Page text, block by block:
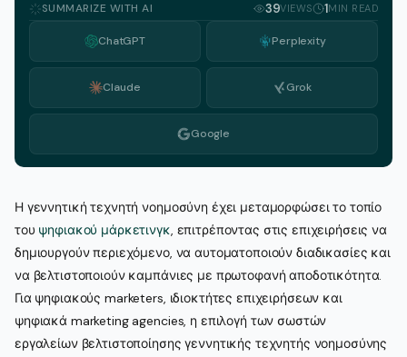
SUMMARIZE WITH AI 39VIEWS 1MIN READ
ChatGPT Perplexity
Claude Grok
Google
Η γεννητική τεχνητή νοημοσύνη έχει μεταμορφώσει το τοπίο
του ψηφιακού μάρκετινγκ, επιτρέποντας στις επιχειρήσεις να
δημιουργούν περιεχόμενο, να αυτοματοποιούν διαδικασίες και
να βελτιστοποιούν καμπάνιες με πρωτοφανή αποδοτικότητα.
Για ψηφιακούς marketers, ιδιοκτήτες επιχειρήσεων και
ψηφιακά marketing agencies, η επιλογή των σωστών
εργαλείων βελτιστοποίησης γεννητικής τεχνητής νοημοσύνης